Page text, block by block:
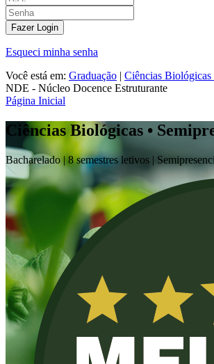
Fazer Login
Esqueci minha senha
Você está em: Graduação | Ciências Biológicas
NDE - Núcleo Docence Estruturante
Página Inicial
Ciências Biológicas •
Bacharelado |8 semestres letivos |